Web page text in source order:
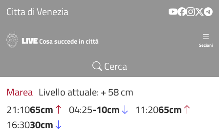
Salta al contenuto principale
Citta di Venezia
Sezioni
Cerca
Marea Livello attuale: + 58 cm
21:1065cm 04:25-10cm 11:2065cm
16:3030cm